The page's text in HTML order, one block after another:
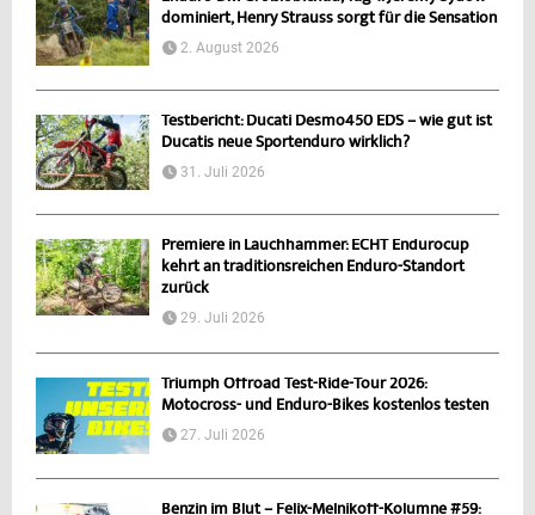
dominiert, Henry Strauss sorgt für die Sensation
2. August 2026
Testbericht: Ducati Desmo450 EDS – wie gut ist
Ducatis neue Sportenduro wirklich?
31. Juli 2026
Premiere in Lauchhammer: ECHT Endurocup
kehrt an traditionsreichen Enduro-Standort
zurück
29. Juli 2026
Triumph Offroad Test-Ride-Tour 2026:
Motocross- und Enduro-Bikes kostenlos testen
27. Juli 2026
Benzin im Blut – Felix-Melnikoff-Kolumne #59: